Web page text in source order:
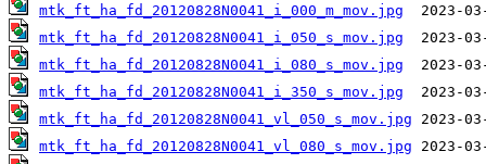
mtk_ft_ha_fd_20120828N0041_i_000_m_mov.jpg
mtk_ft_ha_fd_20120828N0041_i_050_s_mov.jpg
mtk_ft_ha_fd_20120828N0041_i_080_s_mov.jpg
mtk_ft_ha_fd_20120828N0041_i_350_s_mov.jpg
mtk_ft_ha_fd_20120828N0041_vl_050_s_mov.jpg
mtk_ft_ha_fd_20120828N0041_vl_080_s_mov.jpg